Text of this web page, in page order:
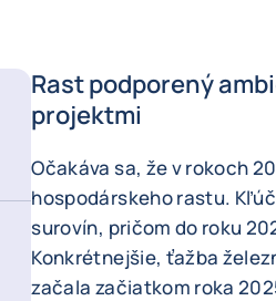
Rast podporený
projektmi
Očakáva sa, že v rokoch
hospodárskeho rastu.
surovín, pričom do roku
Konkrétnejšie, ťažba
začala začiatkom roka